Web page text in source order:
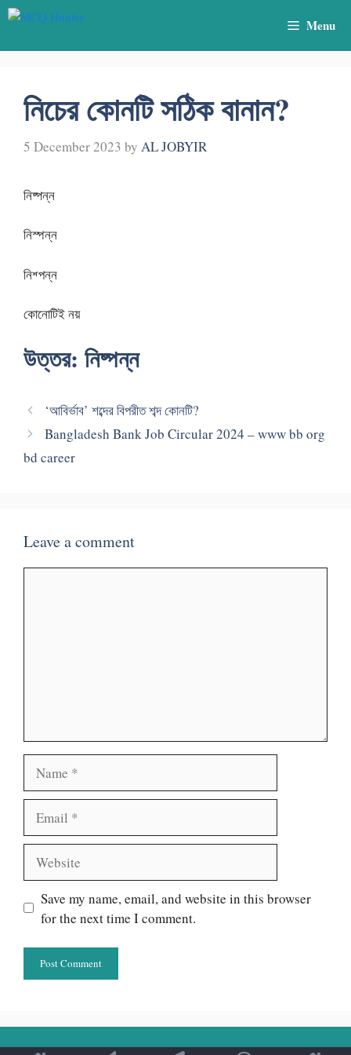
Skip
content
Menu
নিচের কোনটি সঠিক বানান?
5 December 2023 by AL JOBYIR
নিষ্পন্ন
নিস্পন্ন
নিশ্পন্ন
কোনোটিই নয়
উত্তর: নিষ্পন্ন
‘আবির্ভাব’ শব্দের বিপরীত শব্দ কোনটি?
Bangladesh Bank Job Circular 2024 – www bb org
bd career
Leave a comment
Save my name, email, and website in this browser
for the next time I comment.